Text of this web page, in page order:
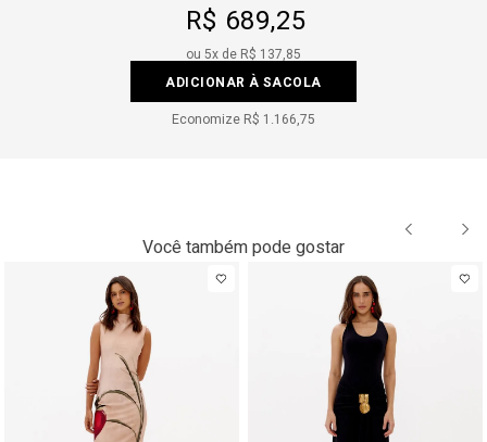
R$ 689,25
ou 5x de R$ 137,85
ADICIONAR À SACOLA
Economize R$ 1.166,75
Você também pode gostar